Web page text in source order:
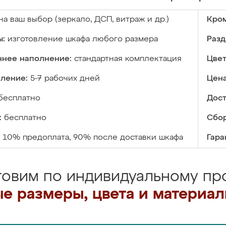
ваш выбор (зеркало, ДСП, витраж и др.)
изготовление шкафа любого размера
наполнение: стандартная комплектация
5-7 рабочих дней
бесплатно
10% предоплата, 90% после доставки шкафа
по индивидуальному
размеры, цвета и